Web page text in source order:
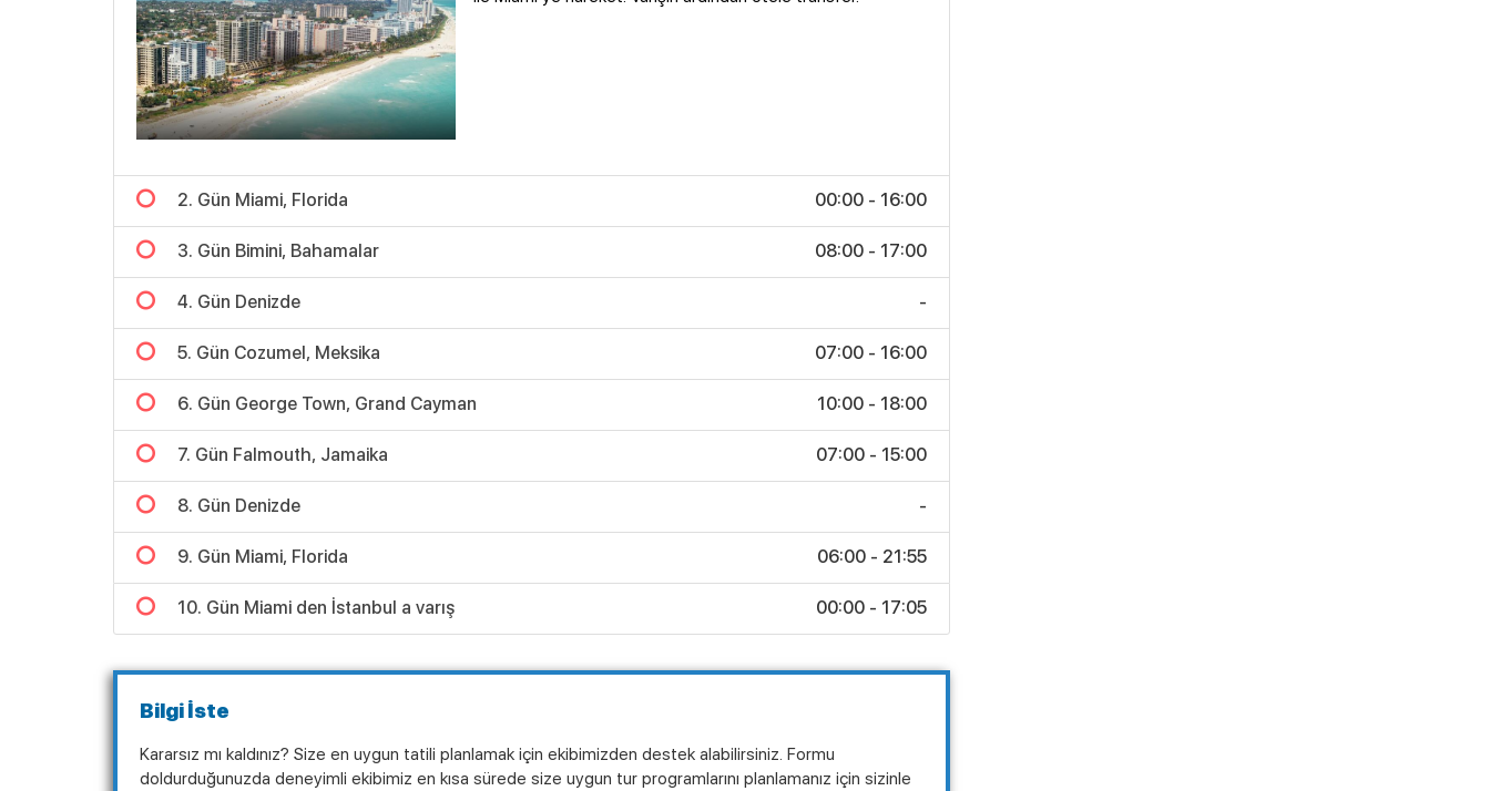
2. Gün Miami, Florida 00:00 - 16:00
3. Gün Bimini, Bahamalar 08:00 - 17:00
4. Gün Denizde -
5. Gün Cozumel, Meksika 07:00 - 16:00
6. Gün George Town, Grand Cayman 10:00 - 18:00
7. Gün Falmouth, Jamaika 07:00 - 15:00
8. Gün Denizde -
9. Gün Miami, Florida 06:00 - 21:55
10. Gün Miami den İstanbul a varış 00:00 - 17:05
Bilgi İste
Kararsız mı kaldınız? Size en uygun tatili planlamak için ekibimizden destek alabilirsiniz. Formu
doldurduğunuzda deneyimli ekibimiz en kısa sürede size uygun tur programlarını planlamanız için sizinle